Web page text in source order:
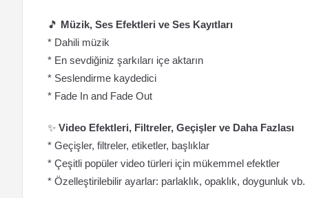
🎵 Müzik, Ses Efektleri ve Ses Kayıtları
* Dahili müzik
* En sevdiğiniz şarkıları içe aktarın
* Seslendirme kaydedici
* Fade In and Fade Out
✨ Video Efektleri, Filtreler, Geçişler ve Daha Fazlası
* Geçişler, filtreler, etiketler, başlıklar
* Çeşitli popüler video türleri için mükemmel efektler
* Özelleştirilebilir ayarlar: parlaklık, opaklık, doygunluk vb.